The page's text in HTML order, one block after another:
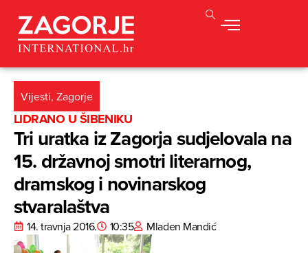
Vijesti, Zagorje
LIDRANO U ŠIBENIKU
Tri uratka iz Zagorja sudjelovala na
15. državnoj smotri literarnog,
dramskog i novinarskog
stvaralaštva
14. travnja 2016. 10:35 Mladen Mandić